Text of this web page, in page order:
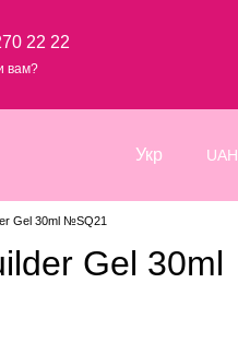
22 22
вам?
Укр UAH
Gel 30ml №SQ21
Gel 30ml